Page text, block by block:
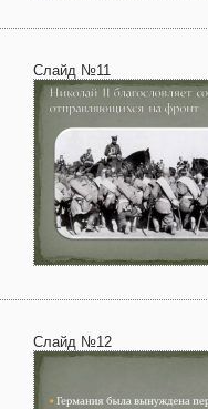
Слайд №11
Слайд №12